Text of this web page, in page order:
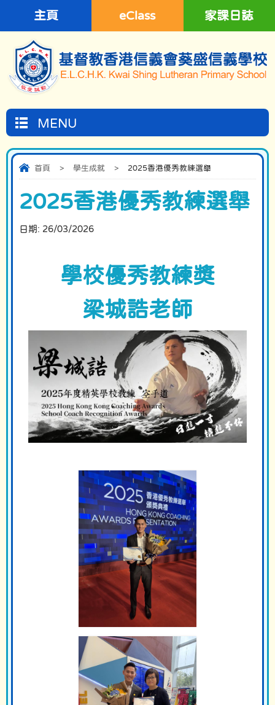
主頁 eClass 家課日誌
MENU
首頁 > 學生成就 > 2025香港優秀教練選舉
2025香港優秀教練選舉
日期: 26/03/2026
學校優秀教練獎
梁城誥老師